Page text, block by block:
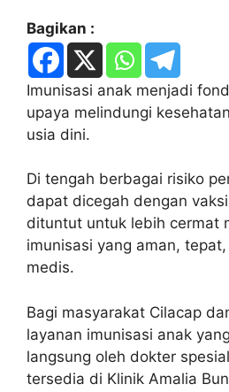
Bagikan :
Imunisasi anak menjadi
upaya melindungi
usia dini.
Di tengah berbagai risiko
dapat dicegah dengan
dituntut untuk lebih cermat
imunisasi yang aman,
medis.
Bagi masyarakat Cilacap
layanan imunisasi anak
langsung oleh dokter
tersedia di Klinik Amalia